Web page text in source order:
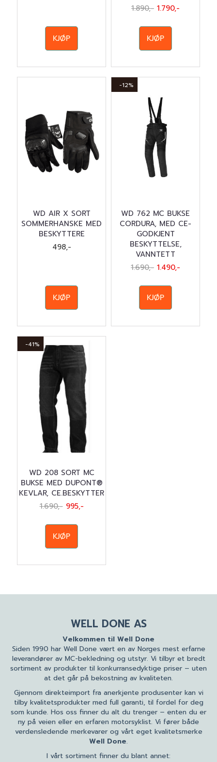
KJØP
1.890,- 1.790,-
KJØP
WD AIR X SORT
SOMMERHANSKE MED
BESKYTTERE
498,-
KJØP
-12%
WD 762 MC BUKSE
CORDURA, MED CE-
GODKJENT
BESKYTTELSE,
VANNTETT
1.690,- 1.490,-
KJØP
-41%
WD 208 SORT MC
BUKSE MED DUPONT®
KEVLAR, CE.BESKYTTER
1.690,- 995,-
KJØP
WELL DONE AS
Velkommen til Well Done
Siden 1990 har Well Done vært en av Norges mest erfarne
leverandører av MC-bekledning og utstyr. Vi tilbyr et bredt
sortiment av produkter til konkurransedyktige priser – uten
at det går på bekostning av kvaliteten.
Gjennom direkteimport fra anerkjente produsenter kan vi
tilby kvalitetsprodukter med full garanti, til fordel for deg
som kunde. Hos oss finner du alt du trenger – enten du er
ny på veien eller en erfaren motorsyklist. Vi fører både
verdensledende merkevarer og vårt eget kvalitetsmerke
Well Done.
I vårt sortiment finner du blant annet: